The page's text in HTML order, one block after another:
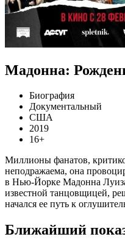
Мадонна:
Биография
Документальный
США
2019
16+
Миллионы фанатов,
неподражаема, она
в Нью-Йорке Мадонна
известной танцовщицей,
начался ее путь к
Ближайший